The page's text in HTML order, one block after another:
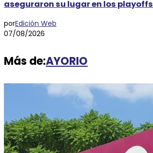
aseguraron su lugar en los playoffs
porEdición Web
07/08/2026
Más de:AYORIO